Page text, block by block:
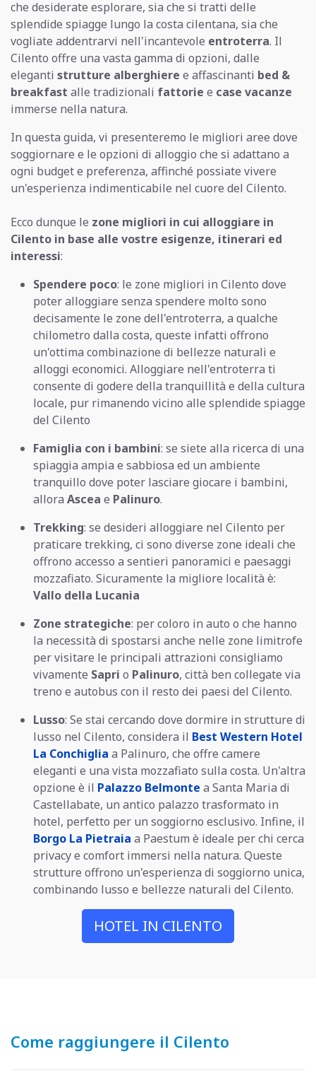
che desiderate esplorare, sia che si tratti delle
splendide spiagge lungo la costa cilentana, sia che
vogliate addentrarvi nell'incantevole entroterra. Il
Cilento offre una vasta gamma di opzioni, dalle
eleganti strutture alberghiere e affascinanti bed &
breakfast alle tradizionali fattorie e case vacanze
immerse nella natura.
In questa guida, vi presenteremo le migliori aree dove
soggiornare e le opzioni di alloggio che si adattano a
ogni budget e preferenza, affinché possiate vivere
un'esperienza indimenticabile nel cuore del Cilento.
Ecco dunque le zone migliori in cui alloggiare in
Cilento in base alle vostre esigenze, itinerari ed
interessi:
Spendere poco: le zone migliori in Cilento dove
poter alloggiare senza spendere molto sono
decisamente le zone dell'entroterra, a qualche
chilometro dalla costa, queste infatti offrono
un'ottima combinazione di bellezze naturali e
alloggi economici. Alloggiare nell'entroterra ti
consente di godere della tranquillità e della cultura
locale, pur rimanendo vicino alle splendide spiagge
del Cilento
Famiglia con i bambini: se siete alla ricerca di una
spiaggia ampia e sabbiosa ed un ambiente
tranquillo dove poter lasciare giocare i bambini,
allora Ascea e Palinuro.
Trekking: se desideri alloggiare nel Cilento per
praticare trekking, ci sono diverse zone ideali che
offrono accesso a sentieri panoramici e paesaggi
mozzafiato. Sicuramente la migliore località è:
Vallo della Lucania
Zone strategiche: per coloro in auto o che hanno
la necessità di spostarsi anche nelle zone limitrofe
per visitare le principali attrazioni consigliamo
vivamente Sapri o Palinuro, città ben collegate via
treno e autobus con il resto dei paesi del Cilento.
Lusso: Se stai cercando dove dormire in strutture di
lusso nel Cilento, considera il Best Western Hotel
La Conchiglia a Palinuro, che offre camere
eleganti e una vista mozzafiato sulla costa. Un'altra
opzione è il Palazzo Belmonte a Santa Maria di
Castellabate, un antico palazzo trasformato in
hotel, perfetto per un soggiorno esclusivo. Infine, il
Borgo La Pietraia a Paestum è ideale per chi cerca
privacy e comfort immersi nella natura. Queste
strutture offrono un'esperienza di soggiorno unica,
combinando lusso e bellezze naturali del Cilento.
HOTEL IN CILENTO
Come raggiungere il Cilento